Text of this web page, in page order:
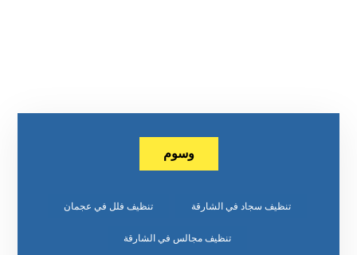
وسوم
تنظيف سجاد في الشارقة تنظيف فلل في عجمان
تنظيف مجالس في الشارقة